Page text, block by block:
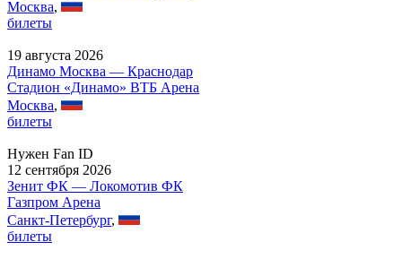
Москва,
билеты
19 августа 2026
Динамо Москва — Краснодар
Стадион «Динамо» ВТБ Арена
Москва,
билеты
Нужен Fan ID
12 сентября 2026
Зенит ФК — Локомотив ФК
Газпром Арена
Санкт-Петербург,
билеты